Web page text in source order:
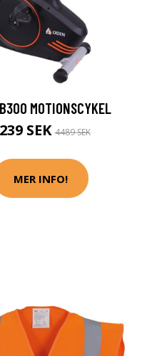
MOTIONSCYKEL
SEK4489 SEK
MER INFO!